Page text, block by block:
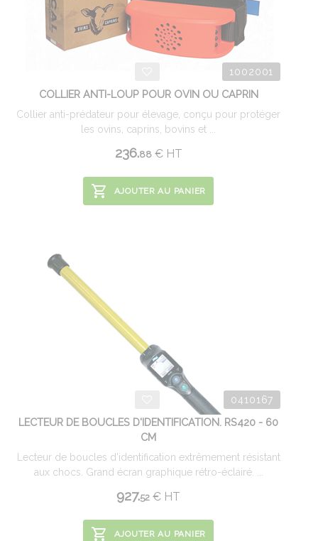
1002001
COLLIER ANTI-LOUP POUR OVIN OU CAPRIN
Collier anti-prédateur pour élevage, conçu pour protéger
les ovins, caprins, bovins et ...
236.88 €HT
AJOUTER AU PANIER
0410167
LECTEUR DE BOUCLES D'IDENTIFICATION. RS420 - 60
CM
Lecteur de boucles d'identification extrêmement résistant
aux chocs. Grand écran graphique rétro-éclairé. ...
927.52 € HT
AJOUTER AU PANIER